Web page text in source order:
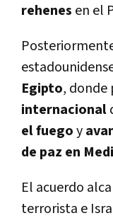
rehenes en el
Egipto, donde
internacional
el fuegoy
de paz en
El acuerdo
terrorista e